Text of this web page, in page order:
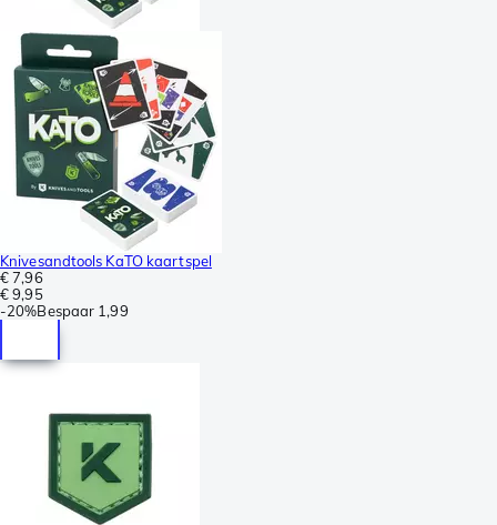
Knivesandtools KaTO kaartspel
€ 7,96
€ 9,95
-20%Bespaar 1,99